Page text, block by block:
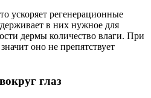
ускоряет регенерационные
в них нужное для
дермы количество влаги. При
оно не препятствует
глаз